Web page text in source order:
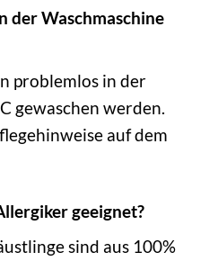
der Waschmaschine
problemlos in der
gewaschen werden.
auf dem
geeignet?
sind aus 100%